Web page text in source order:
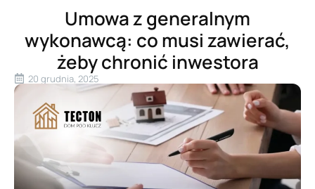
Umowa z generalnym
wykonawcą: co musi zawierać,
żeby chronić inwestora
20 grudnia, 2025